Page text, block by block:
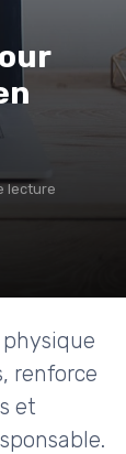
lecture
renforce
et